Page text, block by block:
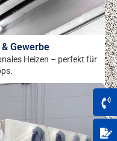
Gewerbe
Heizen – perfekt für